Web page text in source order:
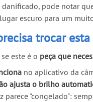
pode notar
escuro para um
trocar
este é o peça que
no aplicativo da
ajusta o brilho
parece "congelado":